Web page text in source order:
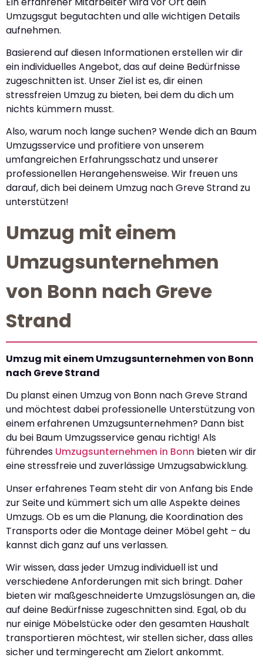
Umzugsgut begutachten und alle wichtigen Details
aufnehmen.
Basierend auf diesen Informationen erstellen wir dir
ein individuelles Angebot, das auf deine Bedürfnisse
zugeschnitten ist. Unser Ziel ist es, dir einen
stressfreien Umzug zu bieten, bei dem du dich um
nichts kümmern musst.
Also, warum noch lange suchen? Wende dich an Baum
Umzugsservice und profitiere von unserem
umfangreichen Erfahrungsschatz und unserer
professionellen Herangehensweise. Wir freuen uns
darauf, dich bei deinem Umzug nach Greve Strand zu
unterstützen!
Umzug mit einem
Umzugsunternehmen
von Bonn nach Greve
Strand
Umzug mit einem Umzugsunternehmen von Bonn
nach Greve Strand
Du planst einen Umzug von Bonn nach Greve Strand
und möchtest dabei professionelle Unterstützung von
einem erfahrenen Umzugsunternehmen? Dann bist
du bei Baum Umzugsservice genau richtig! Als
führendes Umzugsunternehmen in Bonn bieten wir dir
eine stressfreie und zuverlässige Umzugsabwicklung.
Unser erfahrenes Team steht dir von Anfang bis Ende
zur Seite und kümmert sich um alle Aspekte deines
Umzugs. Ob es um die Planung, die Koordination des
Transports oder die Montage deiner Möbel geht – du
kannst dich ganz auf uns verlassen.
Wir wissen, dass jeder Umzug individuell ist und
verschiedene Anforderungen mit sich bringt. Daher
bieten wir maßgeschneiderte Umzugslösungen an, die
auf deine Bedürfnisse zugeschnitten sind. Egal, ob du
nur einige Möbelstücke oder den gesamten Haushalt
transportieren möchtest, wir stellen sicher, dass alles
sicher und termingerecht am Zielort ankommt.